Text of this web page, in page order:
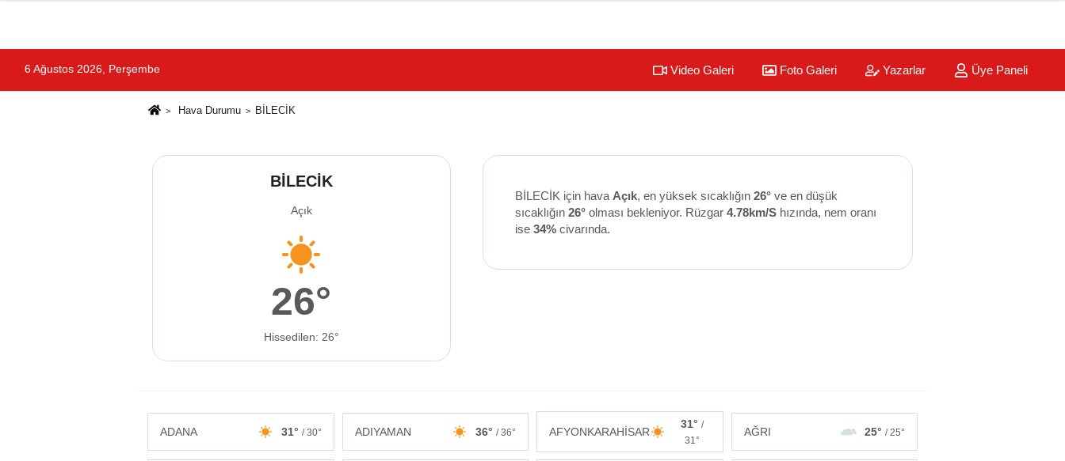
6 Ağustos 2026, Perşembe Video Galeri Foto Galeri Yazarlar Üye Paneli
Hava Durumu BİLECİK
BİLECİK
Açık
26°
Hissedilen: 26°
BİLECİK için hava Açık, en yüksek sıcaklığın 26°ve en düşük
sıcaklığın 26°olması bekleniyor. Rüzgar 4.78km/Shızında, nem oranı
ise 34%civarında.
ADANA 31° / 30° ADIYAMAN 36° / 36° AFYONKARAHİSAR
31° /
31°
AĞRI 25° / 25°